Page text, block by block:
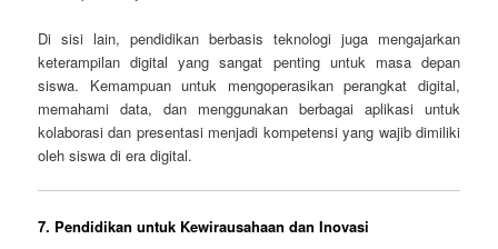
Di sisi lain, pendidikan berbasis teknologi juga mengajarkan
keterampilan digital yang sangat penting untuk masa depan
siswa. Kemampuan untuk mengoperasikan perangkat digital,
memahami data, dan menggunakan berbagai aplikasi untuk
kolaborasi dan presentasi menjadi kompetensi yang wajib dimiliki
oleh siswa di era digital.
7. Pendidikan untuk Kewirausahaan dan Inovasi